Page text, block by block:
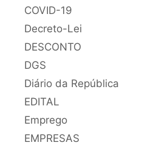
COVID-19
Decreto-Lei
DESCONTO
DGS
Diário da República
EDITAL
Emprego
EMPRESAS